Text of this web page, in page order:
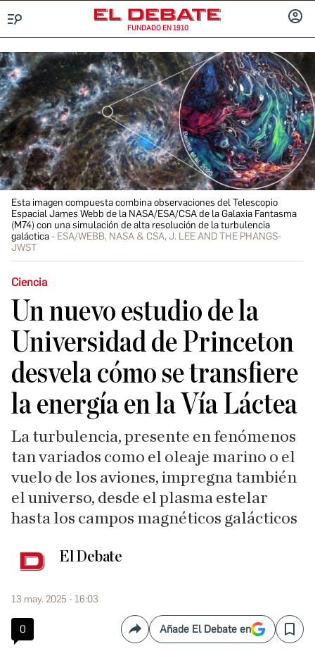
FUNDADO EN 1910
Esta imagen compuesta combina observaciones del Telescopio
Espacial James Webb de la NASA/ESA/CSA de la Galaxia Fantasma
(M74) con una simulación de alta resolución de la turbulencia
galáctica
ESA/WEBB, NASA & CSA, J. LEE AND THE PHANGS-
JWST
Ciencia
Un nuevo estudio de la
Universidad de Princeton
desvela cómo se transfiere
la energía en la Vía Láctea
La turbulencia, presente en fenómenos
tan variados como el oleaje marino o el
vuelo de los aviones, impregna también
el universo, desde el plasma estelar
hasta los campos magnéticos galácticos
El Debate
13 may. 2025 - 16:03
0 CompartirAñade El Debate en Save